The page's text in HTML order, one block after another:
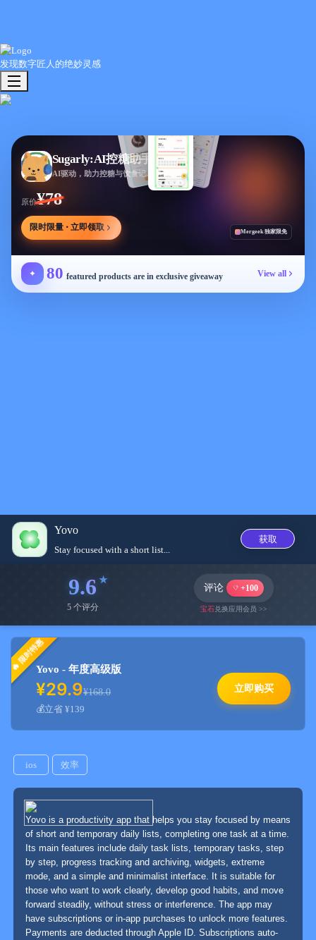
发现数字匠人的绝妙灵感
Sugarly:AI控糖助手
AI驱动，助力控糖与饮食记录，提供个性化建议
原价¥78
限时限量 · 立即领取 Mergeek 独家限免
✦ 80 featured products are in exclusive giveaway View all
Yovo
Stay focused with a short list...
获取
9.6
5 个评分
评论 +100
宝石兑换应用会员 >>
限时特惠
Yovo - 年度高级版
¥29.9¥168.0
立省 ¥139
立即购买
ios 效率
Yovo is a productivity app that helps you stay focused by means
of short and temporary daily lists, completing one task at a time.
Its main features include daily task lists, temporary tasks, step
by step, progress tracking and archiving, widgets, extreme
mode, and a simple and minimalist interface. It is suitable for
those who want to work clearly, develop good habits, and move
forward steadily, without stress or interference. The app may
have subscriptions or in-app purchases to unlock more features.
Payments are deducted through Apple ID. Subscriptions auto-